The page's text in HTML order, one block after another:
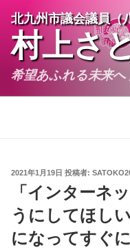
へ
北九州市議会議員（
村上さ
希望あふれる未来
投
2021年1月19日 投稿者:
「インターネ
うにしてほし
になってすぐ